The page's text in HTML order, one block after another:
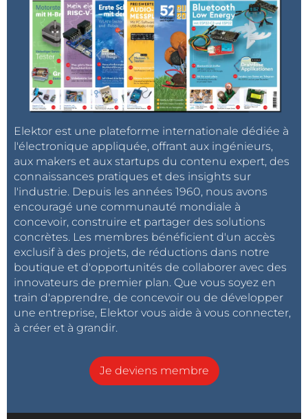
Elektor est une plateforme internationale dédiée à
l'électronique appliquée, offrant aux ingénieurs,
aux makers et aux startups du contenu expert, des
connaissances pratiques et des insights sur
l'industrie. Depuis les années 1960, nous avons
encouragé une communauté mondiale à
concevoir, construire et partager des solutions
concrètes. Les membres bénéficient d'un accès
exclusif à des projets, de réductions dans notre
boutique et d'opportunités de collaborer avec des
innovateurs de premier plan. Que vous soyez en
train d'apprendre, de concevoir ou de développer
une entreprise, Elektor vous aide à vous connecter,
à créer et à grandir.
Je deviens membre